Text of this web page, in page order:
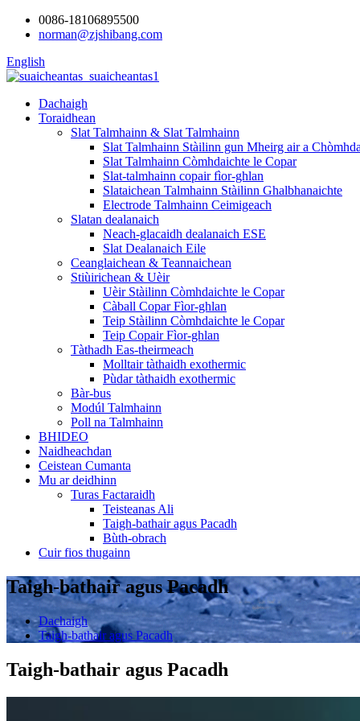
0086-18106895500
norman@zjshibang.com
English
Dachaigh
Toraidhean
Slat Talmhainn & Slat Talmhainn
Slat Talmhainn Stàilinn gun Mheirg air a
Slat Talmhainn Còmhdaichte le Copar
Slat-talmhainn copair fìor-ghlan
Slataichean Talmhainn Stàilinn Ghalbhanaichte
Electrode Talmhainn Ceimigeach
Slatan dealanaich
Neach-glacaidh dealanaich ESE
Slat Dealanaich Eile
Ceanglaichean & Teannaichean
Stiùirichean & Uèir
Uèir Stàilinn Còmhdaichte le Copar
Càball Copar Fìor-ghlan
Teip Stàilinn Còmhdaichte le Copar
Teip Copair Fìor-ghlan
Tàthadh Eas-theirmeach
Molltair tàthaidh exothermic
Pùdar tàthaidh exothermic
Bàr-bus
Modúl Talmhainn
Poll na Talmhainn
BHIDEO
Naidheachdan
Ceistean Cumanta
Mu ar deidhinn
Turas Factaraidh
Teisteanas Ali
Taigh-bathair agus Pacadh
Bùth-obrach
Cuir fios thugainn
Taigh-bathair agus Pacadh
Dachaigh
Taigh-bathair agus Pacadh
Taigh-bathair agus Pacadh